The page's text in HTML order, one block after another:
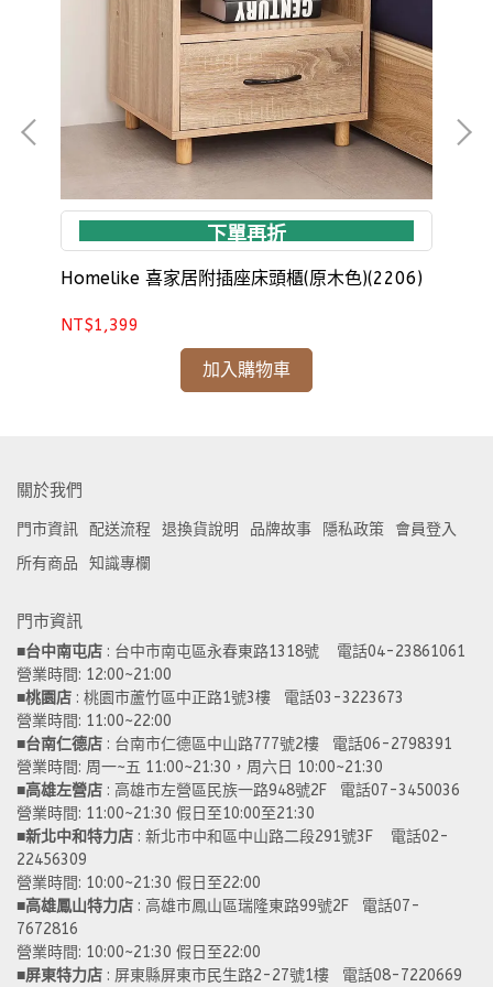
下單再折
Homelike 喜家居附插座床頭櫃(原木色)(2206)
NT$1,399
加入購物車
關於我們
門市資訊 配送流程 退換貨說明 品牌故事 隱私政策
會員登入
所有商品
知識專欄
門市資訊
■台中南屯店 : 台中市南屯區永春東路1318號    電話04-23861061
營業時間: 12:00~21:00
■桃園店 : 桃園市蘆竹區中正路1號3樓   電話03-3223673
營業時間: 11:00~22:00
■台南仁德店 : 台南市仁德區中山路777號2樓   電話06-2798391
營業時間: 周一~五 11:00~21:30，周六日 10:00~21:30
■高雄左營店 : 高雄市左營區民族一路948號2F   電話07-3450036
營業時間: 11:00~21:30 假日至10:00至21:30
■新北中和特力店 : 新北市中和區中山路二段291號3F    電話02-
22456309
營業時間: 10:00~21:30 假日至22:00
■高雄鳳山特力店 : 高雄市鳳山區瑞隆東路99號2F   電話07-
7672816
營業時間: 10:00~21:30 假日至22:00
■屏東特力店 : 屏東縣屏東市民生路2-27號1樓   電話08-7220669